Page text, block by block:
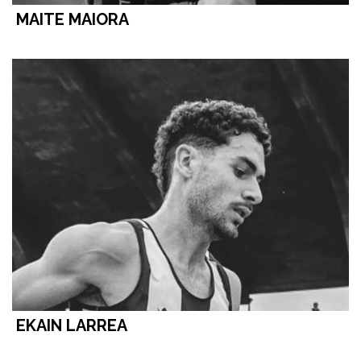
MAITE MAIORA
EKAIN LARREA